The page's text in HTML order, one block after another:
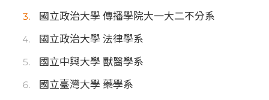
國立政治大學 傳播學院大一大二不分系
國立政治大學 法律學系
國立中興大學 獸醫學系
國立臺灣大學 藥學系